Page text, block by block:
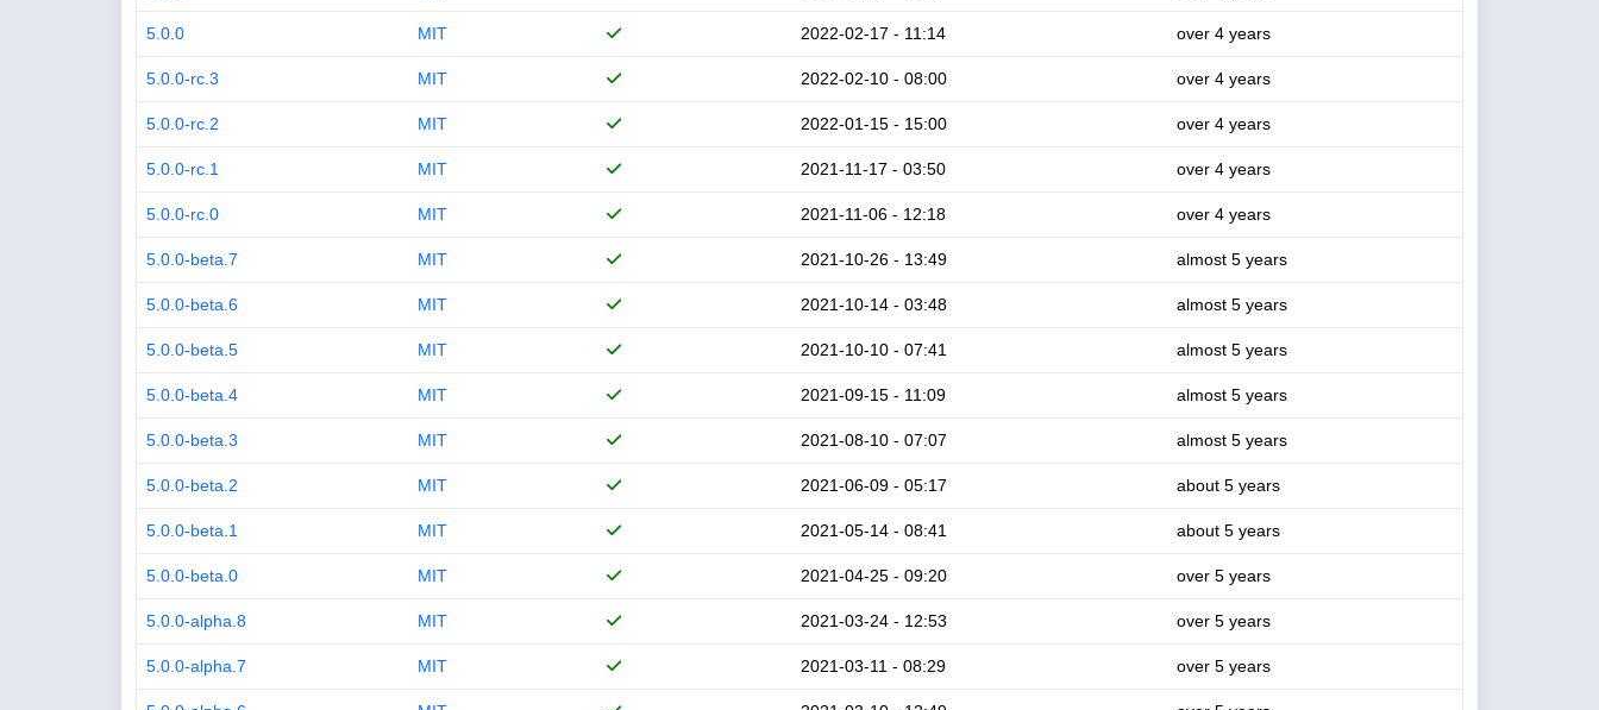
5.0.0 MIT 2022-02-17 - 11:14 over 4 years
5.0.0-rc.3 MIT 2022-02-10 - 08:00 over 4 years
5.0.0-rc.2 MIT 2022-01-15 - 15:00 over 4 years
5.0.0-rc.1 MIT 2021-11-17 - 03:50 over 4 years
5.0.0-rc.0 MIT 2021-11-06 - 12:18 over 4 years
5.0.0-beta.7 MIT 2021-10-26 - 13:49 almost 5 years
5.0.0-beta.6 MIT 2021-10-14 - 03:48 almost 5 years
5.0.0-beta.5 MIT 2021-10-10 - 07:41 almost 5 years
5.0.0-beta.4 MIT 2021-09-15 - 11:09 almost 5 years
5.0.0-beta.3 MIT 2021-08-10 - 07:07 almost 5 years
5.0.0-beta.2 MIT 2021-06-09 - 05:17 about 5 years
5.0.0-beta.1 MIT 2021-05-14 - 08:41 about 5 years
5.0.0-beta.0 MIT 2021-04-25 - 09:20 over 5 years
5.0.0-alpha.8 MIT 2021-03-24 - 12:53 over 5 years
5.0.0-alpha.7 MIT 2021-03-11 - 08:29 over 5 years